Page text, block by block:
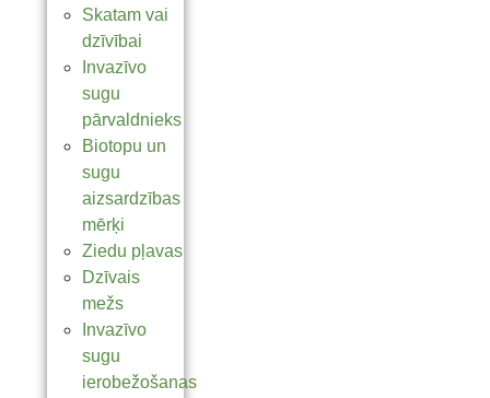
Skatam vai
dzīvībai
Invazīvo
sugu
pārvaldnieks
Biotopu un
sugu
aizsardzības
mērķi
Ziedu pļavas
Dzīvais
mežs
Invazīvo
sugu
ierobežošanas